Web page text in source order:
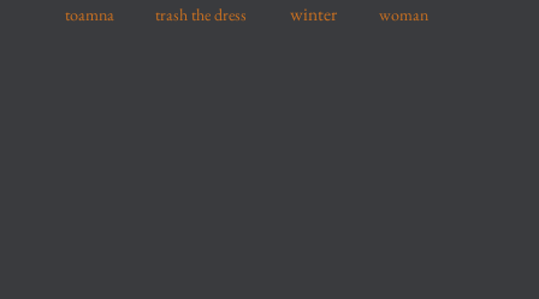
toamna trash the dress winter woman